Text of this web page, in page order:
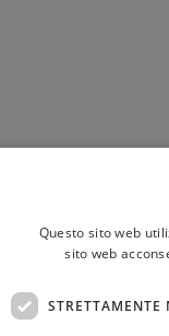
Questo sito web
sito web
STRETTAMENTE